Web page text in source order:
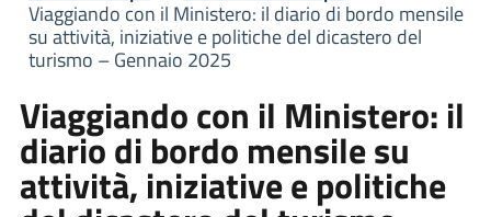
Viaggiando con il Ministero: il diario di bordo mensile
su attività, iniziative e politiche del dicastero del
turismo – Gennaio 2025
Viaggiando con il Ministero: il
diario di bordo mensile su
attività, iniziative e politiche